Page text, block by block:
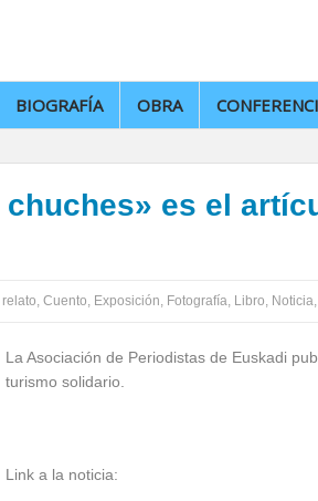
BIOGRAFÍA OBRA
chuches» es el
, Cuento, Exposición, Fotografía, Libro, Noticia,
La Asociación de Periodistas de Euskadi
turismo solidario.
Link a la noticia: